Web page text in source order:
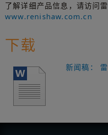
了解详细产品信息，请访问雷
www.renishaw.com.cn
下载
新闻稿：